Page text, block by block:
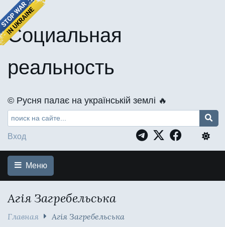
Социальная
реальность
©️ Русня палає на українській землі 🔥
Вход
Меню
Агія Загребельська
Главная Агія Загребельська